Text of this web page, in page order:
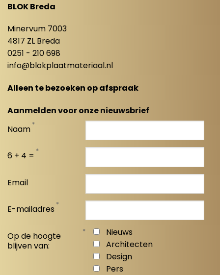
BLOK Breda
Minervum 7003
4817 ZL Breda
0251 - 210 698
info@blokplaatmateriaal.nl
Alleen te bezoeken op afspraak
Aanmelden voor onze nieuwsbrief
Naam *
6 + 4 = *
Email
E-mailadres *
Op de hoogte
blijven van:
*
Nieuws
Architecten
Design
Pers